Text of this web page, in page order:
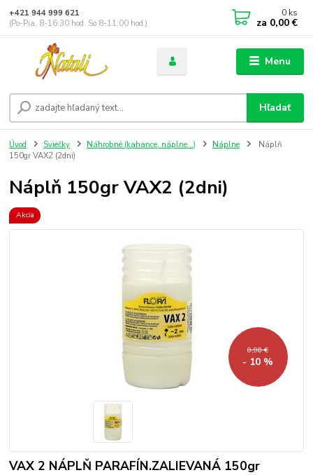
Menu
Hľadať
+421 944 999 621
(Po-Pia, 8-16:30 hod. So 8-11:00 hod.)
0 ks
za 0,00 €
Úvod Sviečky Náhrobné (kahance, náplne...) Náplne
Náplň
150gr VAX2 (2dni)
Náplň 150gr VAX2 (2dni)
Akcia
0,90 €
- 10 %
VAX 2 NÁPLŇ PARAFÍN.ZALIEVANÁ 150gr